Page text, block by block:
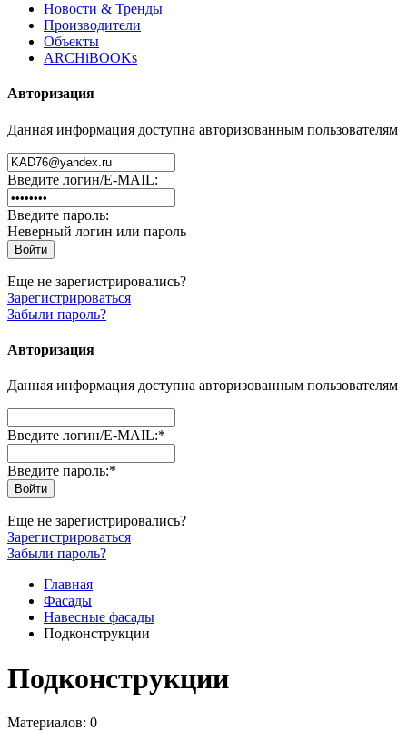
Новости & Тренды
Производители
Объекты
ARCHiBOOKs
Авторизация
Данная информация доступна авторизованным пользователям
Введите логин/E-MAIL:
Введите пароль:
Неверный логин или пароль
Еще не зарегистрировались?
Зарегистрироваться
Забыли пароль?
Авторизация
Данная информация доступна авторизованным пользователям
Введите логин/E-MAIL:*
Введите пароль:*
Еще не зарегистрировались?
Зарегистрироваться
Забыли пароль?
Главная
Фасады
Навесные фасады
Подконструкции
Подконструкции
Материалов: 0